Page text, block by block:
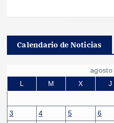
Calendario de Noticias
agosto
L
M X J
3
4 5 6